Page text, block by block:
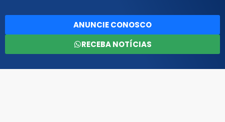
ANUNCIE CONOSCO
RECEBA NOTÍCIAS